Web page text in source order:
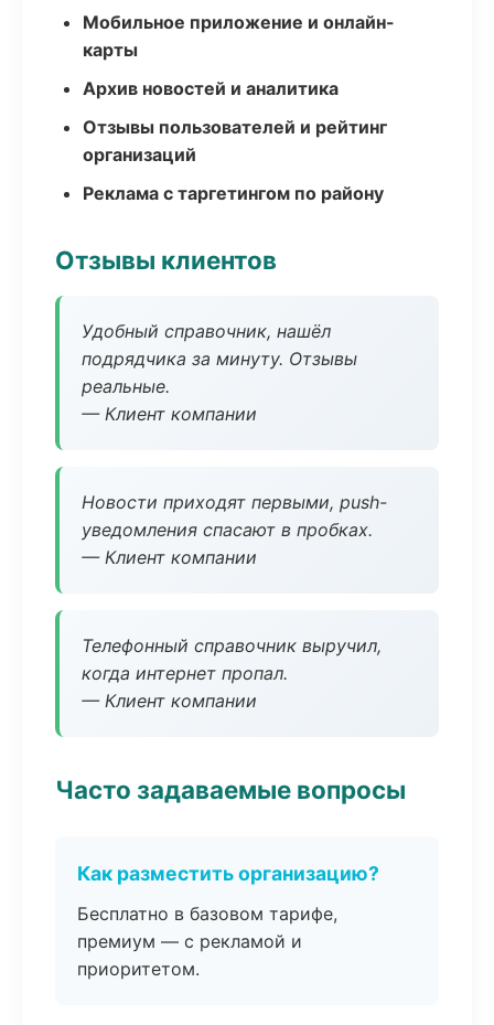
Мобильное приложение и онлайн-
карты
Архив новостей и аналитика
Отзывы пользователей и рейтинг
организаций
Реклама с таргетингом по району
Отзывы клиентов
Удобный справочник, нашёл
подрядчика за минуту. Отзывы
реальные.
— Клиент компании
Новости приходят первыми, push-
уведомления спасают в пробках.
— Клиент компании
Телефонный справочник выручил,
когда интернет пропал.
— Клиент компании
Часто задаваемые вопросы
Как разместить организацию?
Бесплатно в базовом тарифе,
премиум — с рекламой и
приоритетом.